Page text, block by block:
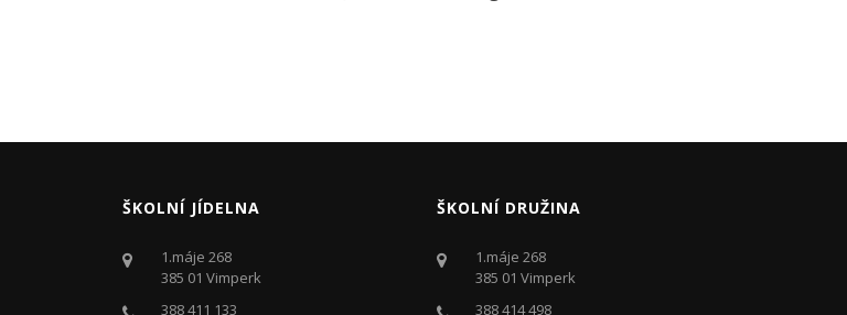
ŠKOLNÍ JÍDELNA
1.máje 268
385 01 Vimperk
388 411 133
ŠKOLNÍ DRUŽINA
1.máje 268
385 01 Vimperk
388 414 498